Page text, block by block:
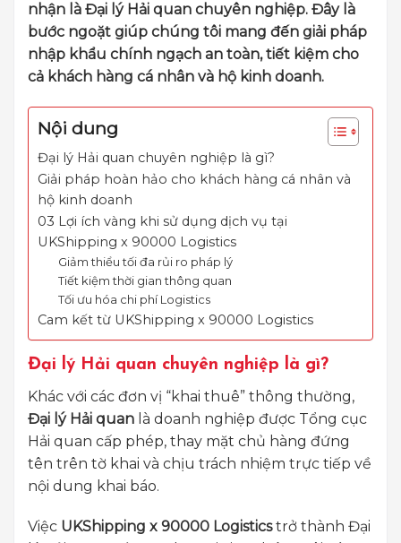
nhận là Đại lý Hải quan chuyên nghiệp. Đây là
bước ngoặt giúp chúng tôi mang đến giải pháp
nhập khẩu chính ngạch an toàn, tiết kiệm cho
cả khách hàng cá nhân và hộ kinh doanh.
Nội dung
Đại lý Hải quan chuyên nghiệp là gì?
Giải pháp hoàn hảo cho khách hàng cá nhân và
hộ kinh doanh
03 Lợi ích vàng khi sử dụng dịch vụ tại
UKShipping x 90000 Logistics
Giảm thiểu tối đa rủi ro pháp lý
Tiết kiệm thời gian thông quan
Tối ưu hóa chi phí Logistics
Cam kết từ UKShipping x 90000 Logistics
Đại lý Hải quan chuyên nghiệp là gì?
Khác với các đơn vị “khai thuê” thông thường,
Đại lý Hải quan là doanh nghiệp được Tổng cục
Hải quan cấp phép, thay mặt chủ hàng đứng
tên trên tờ khai và chịu trách nhiệm trực tiếp về
nội dung khai báo.
Việc UKShipping x 90000 Logisticstrở thành Đại